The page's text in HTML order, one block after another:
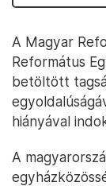
A Magyar
Református
betöltött
hiányával
A